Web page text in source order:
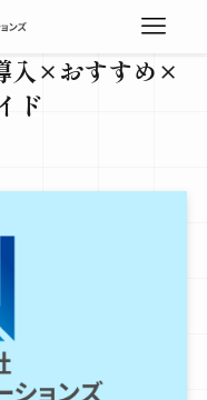
入×おすすめ×
ド